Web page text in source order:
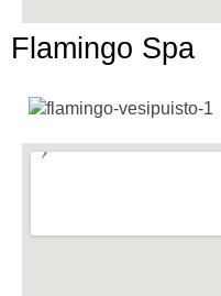
Flamingo Spa